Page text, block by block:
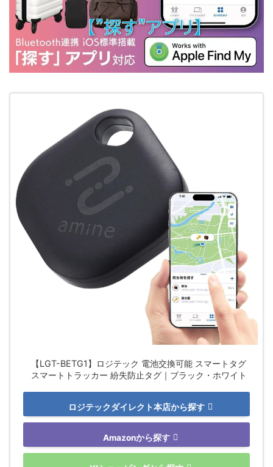
【LGT-BETG1】ロジテック 電池交換可能 スマートタグ
スマートトラッカー 紛失防止タグ｜ブラック・ホワイト
ロジテックダイレクト本店から探す
Amazonから探す